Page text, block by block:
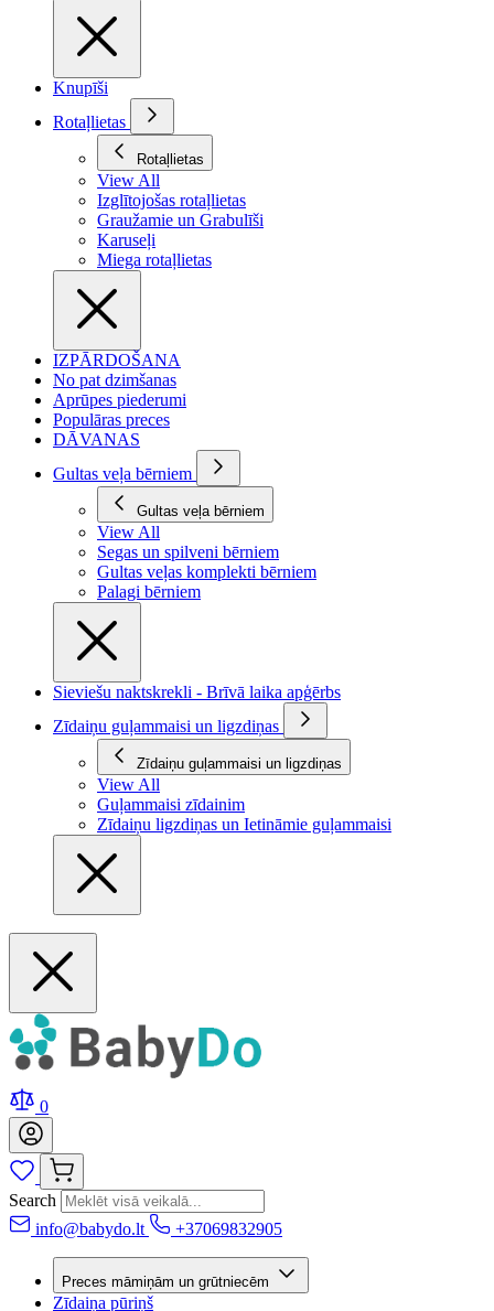
Knupīši
Rotaļlietas
Rotaļlietas
View All
Izglītojošas rotaļlietas
Graužamie un Grabulīši
Karuseļi
Miega rotaļlietas
IZPĀRDOŠANA
No pat dzimšanas
Aprūpes piederumi
Populāras preces
DĀVANAS
Gultas veļa bērniem
Gultas veļa bērniem
View All
Segas un spilveni bērniem
Gultas veļas komplekti bērniem
Palagi bērniem
Sieviešu naktskrekli - Brīvā laika apģērbs
Zīdaiņu guļammaisi un ligzdiņas
Zīdaiņu guļammaisi un ligzdiņas
View All
Guļammaisi zīdainim
Zīdaiņu ligzdiņas un Ietināmie guļammaisi
0
Search
info@babydo.lt
+37069832905
Preces māmiņām un grūtniecēm
Zīdaiņa pūriņš